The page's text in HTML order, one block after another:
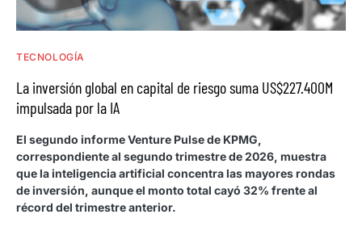
TECNOLOGÍA
La inversión global en capital de riesgo suma US$227.400M
impulsada por la IA
El segundo informe Venture Pulse de KPMG,
correspondiente al segundo trimestre de 2026, muestra
que la inteligencia artificial concentra las mayores rondas
de inversión, aunque el monto total cayó 32% frente al
récord del trimestre anterior.